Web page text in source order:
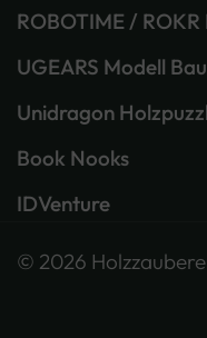
ROBOTIME /
UGEARS Modell
Unidragon
Book Nooks
IDVenture
© 2026